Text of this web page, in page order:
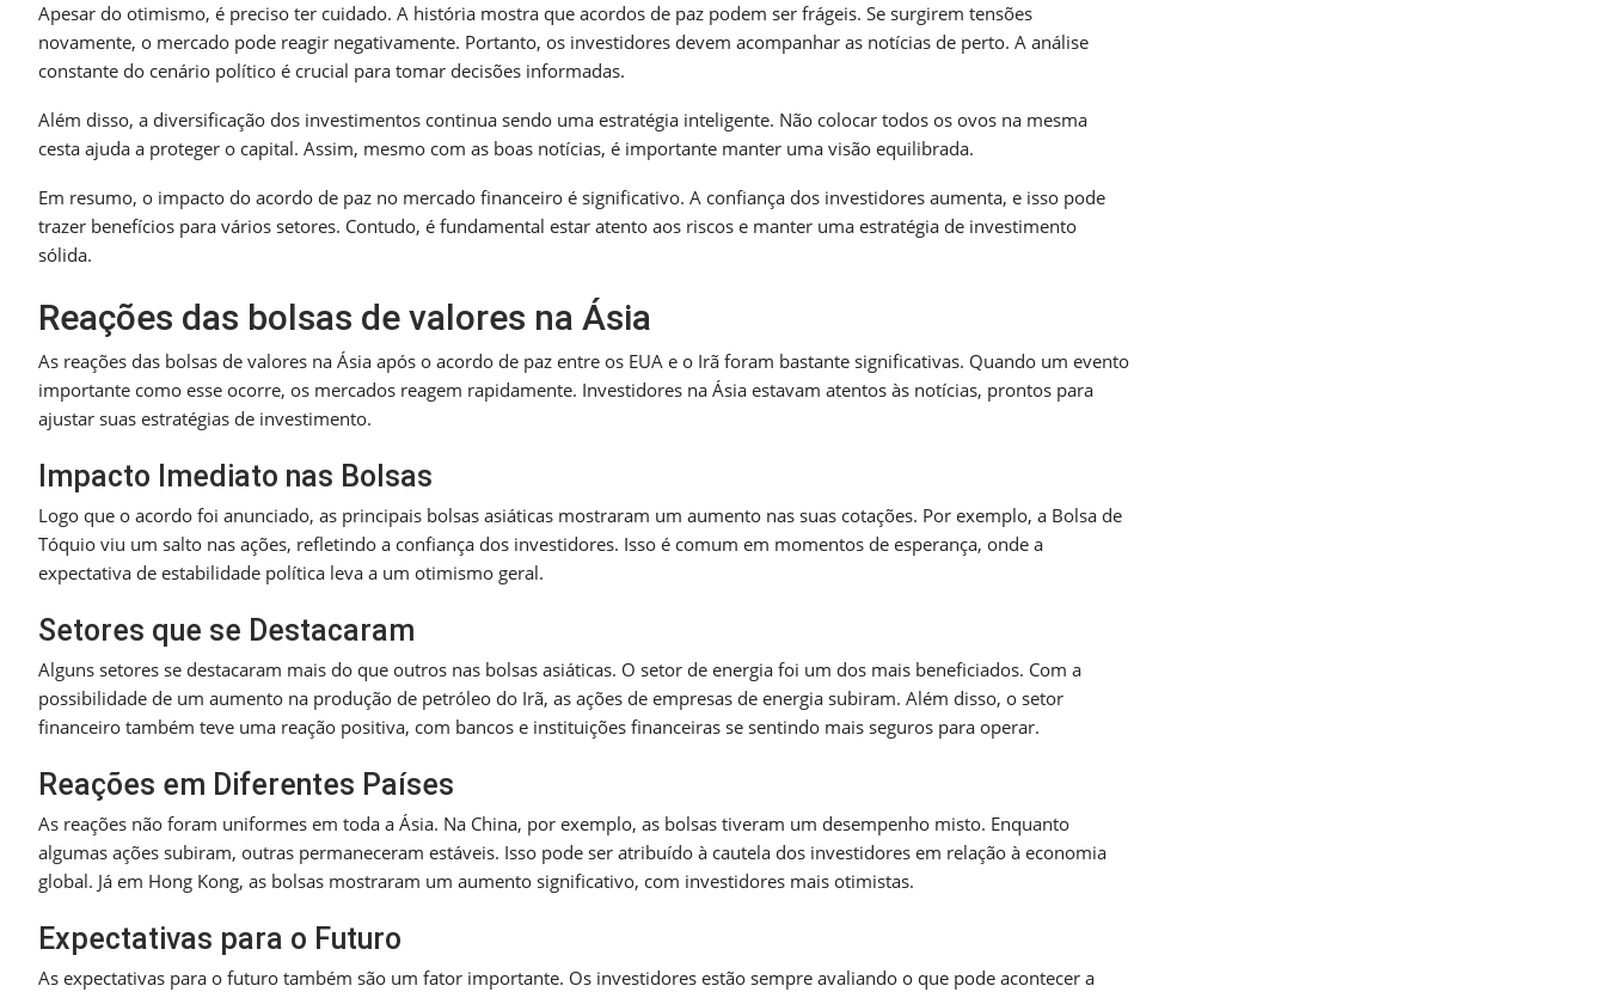
Apesar do otimismo, é preciso ter cuidado. A história mostra que acordos de paz podem ser frágeis. Se surgirem tensões
novamente, o mercado pode reagir negativamente. Portanto, os investidores devem acompanhar as notícias de perto. A análise
constante do cenário político é crucial para tomar decisões informadas.
Além disso, a diversificação dos investimentos continua sendo uma estratégia inteligente. Não colocar todos os ovos na mesma
cesta ajuda a proteger o capital. Assim, mesmo com as boas notícias, é importante manter uma visão equilibrada.
Em resumo, o impacto do acordo de paz no mercado financeiro é significativo. A confiança dos investidores aumenta, e isso pode
trazer benefícios para vários setores. Contudo, é fundamental estar atento aos riscos e manter uma estratégia de investimento
sólida.
Reações das bolsas de valores na Ásia
As reações das bolsas de valores na Ásia após o acordo de paz entre os EUA e o Irã foram bastante significativas. Quando um evento
importante como esse ocorre, os mercados reagem rapidamente. Investidores na Ásia estavam atentos às notícias, prontos para
ajustar suas estratégias de investimento.
Impacto Imediato nas Bolsas
Logo que o acordo foi anunciado, as principais bolsas asiáticas mostraram um aumento nas suas cotações. Por exemplo, a Bolsa de
Tóquio viu um salto nas ações, refletindo a confiança dos investidores. Isso é comum em momentos de esperança, onde a
expectativa de estabilidade política leva a um otimismo geral.
Setores que se Destacaram
Alguns setores se destacaram mais do que outros nas bolsas asiáticas. O setor de energia foi um dos mais beneficiados. Com a
possibilidade de um aumento na produção de petróleo do Irã, as ações de empresas de energia subiram. Além disso, o setor
financeiro também teve uma reação positiva, com bancos e instituições financeiras se sentindo mais seguros para operar.
Reações em Diferentes Países
As reações não foram uniformes em toda a Ásia. Na China, por exemplo, as bolsas tiveram um desempenho misto. Enquanto
algumas ações subiram, outras permaneceram estáveis. Isso pode ser atribuído à cautela dos investidores em relação à economia
global. Já em Hong Kong, as bolsas mostraram um aumento significativo, com investidores mais otimistas.
Expectativas para o Futuro
As expectativas para o futuro também são um fator importante. Os investidores estão sempre avaliando o que pode acontecer a